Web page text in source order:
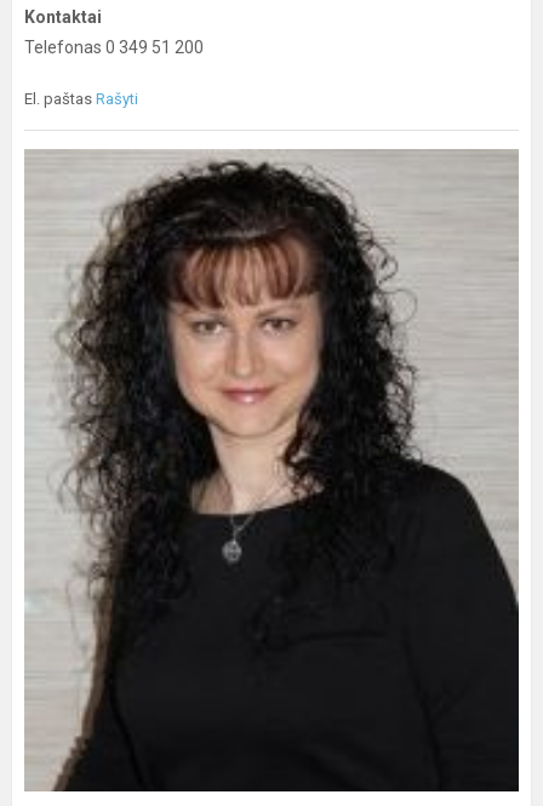
Kontaktai
Telefonas 0 349 51 200
El. paštas Rašyti